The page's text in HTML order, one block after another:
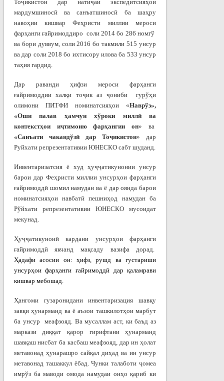
Тоҷикистон дар натиҷаи экспедитсияҳои
мардумшиносӣ ва санъатшиносӣ ба шаҳру
навоҳии кишвар Феҳристи миллии мероси
фарҳанги ғайримоддиро соли 2014 бо 286 номгў
ва бори дуввум, соли 2016 бо такмили 515 унсур
ва дар соли 2018 бо ихтисору илова ба 533 унсур
таҳия гардид.
Дар раванди ҳифзи мероси фарҳанги
ғайримоддии халқи тоҷик аз ҷониби гурўҳи
олимони ПИТФИ номинатсияҳои «Наврўз»,
«Оши палав ҳамчун хўроки миллӣ ва
контекстҳои иҷтимоию фарҳангии он» ва
«Санъати чакандўзӣ дар Тоҷикистон» дар
Руйхати репрезентативии ЮНЕСКО сабт шуданд.
Инвентаризатсия ё худ ҳуҷҷатикунонии унсур
барои дар Феҳристи миллии унсурҳои фарҳанги
ғайримоддӣ шомил намудан ва ё дар оянда барои
номинатсияҳои навбатӣ пешниҳод намудан ба
Рўйхати репрезентативии ЮНЕСКО мусоидат
мекунад.
Ҳуҷҷатикунонӣ кардани унсурҳои фарҳанги
ғайримоддӣ якчанд мақсаду вазифа дорад.
Ҳадафиасосии он: ҳифз ,рушд ва густариши
унсурҳои фарҳанги ғайримоддӣдар қаламрави
кишвар мебошад.
Ҳангоми гузаронидани инвентаризация шавқу
завқи ҳунарманд ва ё аъзои ташкилотҳои марбут
ба унсур меафзояд. Ва мусаллам аст, ки баъд аз
маркази диққат қарор гирифтани ҳунарманд
шавқаш нисбат ба касбаш меафзояд, дар ин ҳолат
метавонад ҳунарашро сайқал диҳад ва ин унсур
метавонад ташаккул ёбад.Чунки талаботи ҷомеа
имрўз ба маводи омода намудаи онҳо қариб ки